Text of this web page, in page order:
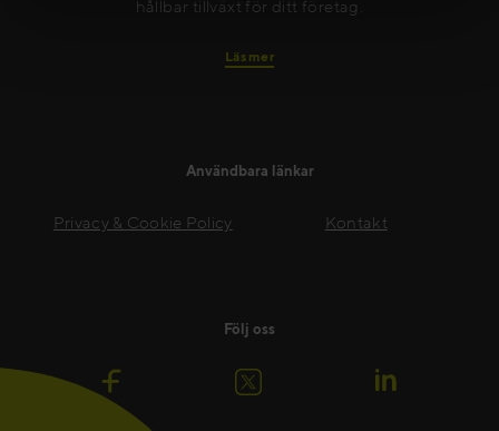
hållbar tillväxt för ditt företag.
Läs mer
Användbara länkar
Privacy & Cookie Policy Kontakt
Följ oss